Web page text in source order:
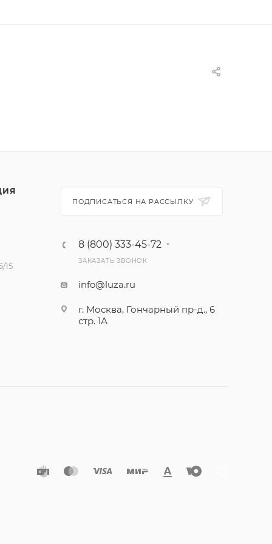
15
ПОДПИСАТЬСЯ НА РАССЫЛКУ
8 (800) 333-45-72
ЗАКАЗАТЬ ЗВОНОК
info@luza.ru
г. Москва, Гончарный пр-д., 6
стр. 1А